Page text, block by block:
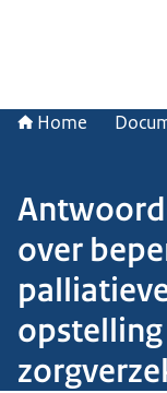
Home
over